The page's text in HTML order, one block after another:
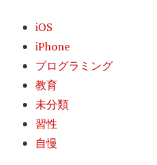
iOS
iPhone
プログラミング
教育
未分類
習性
自慢